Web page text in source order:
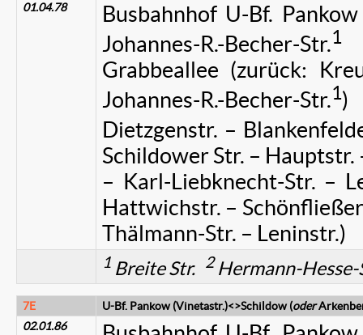
01.04.78
Busbahnhof U-Bf.
Johannes-R.-Becher-Str.1
Grabbeallee (zurück:
Johannes-R.-Becher-Str.1)
Dietzgenstr. –
Schildower Str. –
– Karl-Liebknecht-Str. –
Hattwichstr. –
Thälmann-Str. – Leninstr.)
1 Breite Str. 2Hermann-
7E U-Bf. Pankow (Vinetastr.)<>Schildow (oder
02.01.86